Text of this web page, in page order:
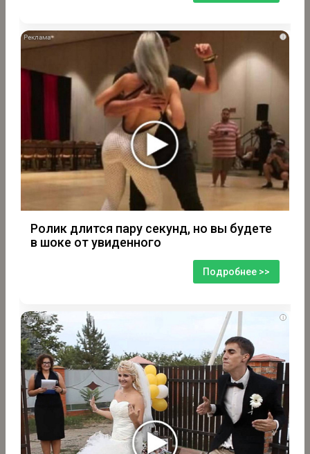
i
Ролик длится пару секунд, но вы будете
в шоке от увиденного
Подробнее >>
i